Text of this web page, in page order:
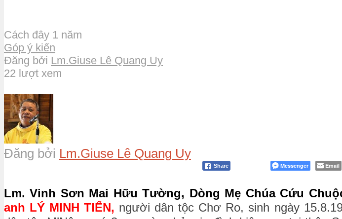
Cách đây 1 năm
Góp ý kiến
Đăng bởi Lm.Giuse Lê Quang Uy
22 lượt xem
Đăng bởi Lm.Giuse Lê Quang Uy
Share Messenger Email
Lm. Vinh Sơn Mai Hữu Tường, Dòng Mẹ Chúa Cứu
anh LÝ MINH TIẾN, người dân tộc Chơ Ro, sinh ngày